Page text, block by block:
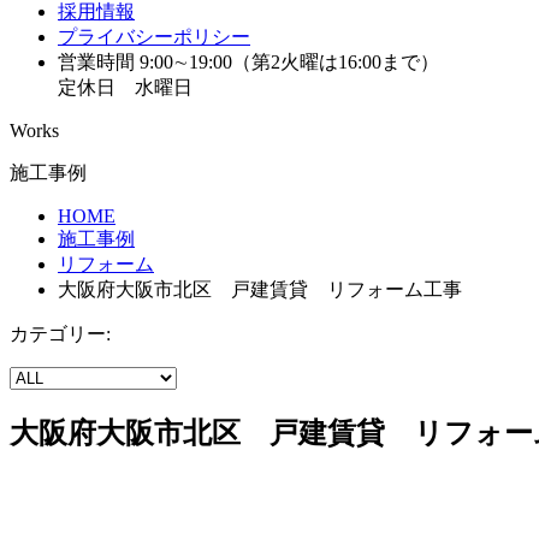
採用情報
プライバシーポリシー
営業時間 9:00∼19:00（第2火曜は16:00まで）
定休日 水曜日
Works
施工事例
HOME
施工事例
リフォーム
大阪府大阪市北区 戸建賃貸 リフォーム工事
カテゴリー:
大阪府大阪市北区 戸建賃貸 リフォー